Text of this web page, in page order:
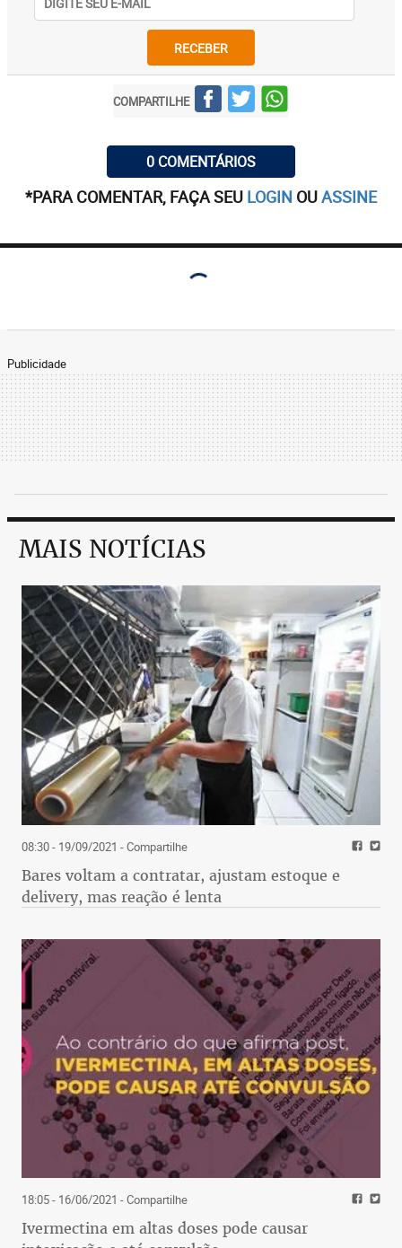
RECEBER
COMPARTILHE
0 COMENTÁRIOS
*PARA COMENTAR, FAÇA SEU LOGIN OUASSINE
Publicidade
MAIS NOTÍCIAS
08:30 - 19/09/2021 - Compartilhe
Bares voltam a contratar, ajustam estoque e
delivery, mas reação é lenta
18:05 - 16/06/2021 - Compartilhe
Ivermectina em altas doses pode causar